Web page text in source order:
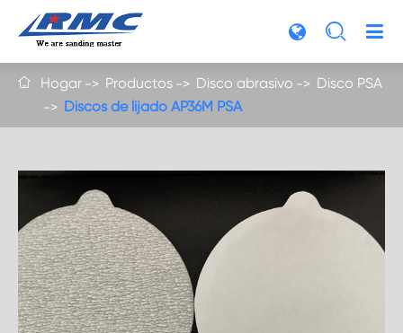

 Hogar Productos Disco abrasivo
Disco PSA
Discos de lijado AP36M PSA